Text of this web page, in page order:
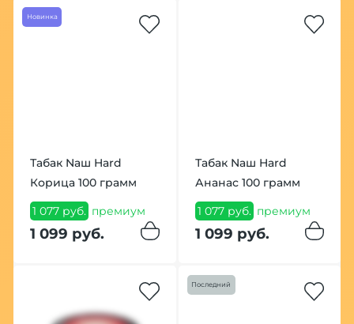
Новинка
Табак Nаш Hard
Корица 100 грамм
1 077 руб. премиум
1 099 руб.
Табак Nаш Hard
Ананас 100 грамм
1 077 руб. премиум
1 099 руб.
Последний